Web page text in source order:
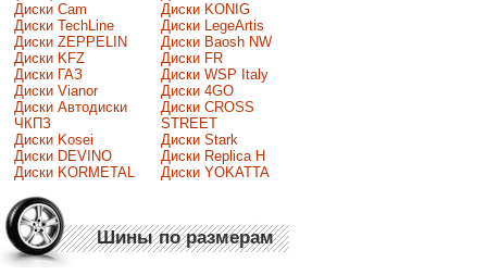
Диски Cam
Диски TechLine
Диски ZEPPELIN
Диски KFZ
Диски ГАЗ
Диски Vianor
Диски Автодиски
ЧКПЗ
Диски Kosei
Диски DEVINO
Диски KORMETAL
Диски KONIG
Диски LegeArtis
Диски Baosh NW
Диски FR
Диски WSP Italy
Диски 4GO
Диски CROSS
STREET
Диски Stark
Диски Replica H
Диски YOKATTA
Шины по размерам